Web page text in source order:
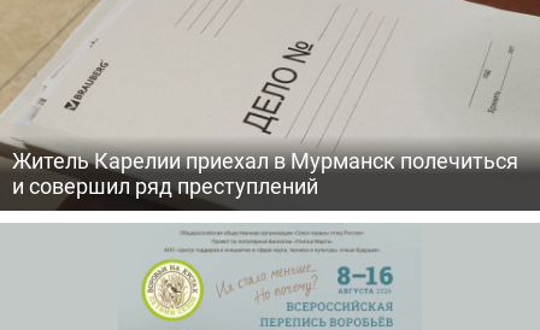
Житель Карелии приехал в Мурманск полечиться
и совершил ряд преступлений